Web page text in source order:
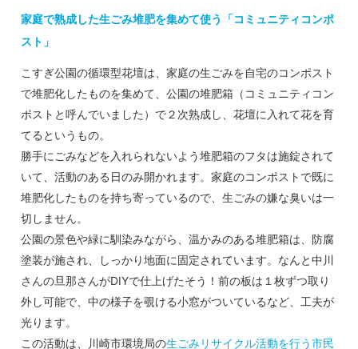
家庭で熟成した生ごみ堆肥を集めて使う「コミュニティコンポ
スト」
こすぎ公園の循環型花壇は、家庭の生ごみを自宅のコンポスト
で堆肥化したものを集めて、公園の堆肥箱（コミュニティコン
ポストと呼んでいました）で２次熟成し、花壇に入れて花を育
てるというもの。
勝手にごみなどを入れられないよう堆肥箱のフタは施錠されて
いて、活動のある日のみ開かれます。家庭のコンポストで既に
堆肥化したものを持ち寄っているので、生ごみの嫌な臭いは一
切しません。
公園の景色や緑に馴染みながら、温かみのある堆肥箱は、防腐
塗装が施され、しっかり地面に固定されています。なんと中川
さんの旦那さんがDIYで仕上げたそう！前の板は１枚ずつ取り
外し可能で、中の様子を覗ける小窓がついているなど、工夫が
光ります。
この活動は、川崎市環境局の生ごみリサイクル活動を行う市民